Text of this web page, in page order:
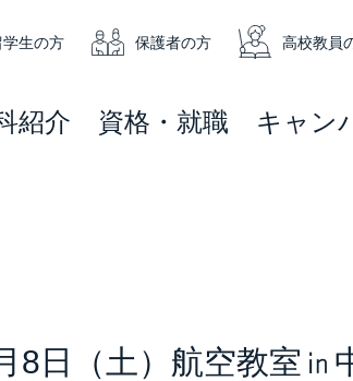
学生の方 保護者の方 高校教員
紹介 資格・就職 キャン
8日（土）航空教室㏌